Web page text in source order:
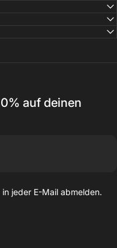
auf deinen
jeder E-Mail abmelden.